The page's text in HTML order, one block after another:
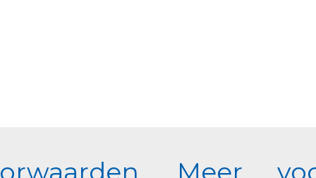
Meer